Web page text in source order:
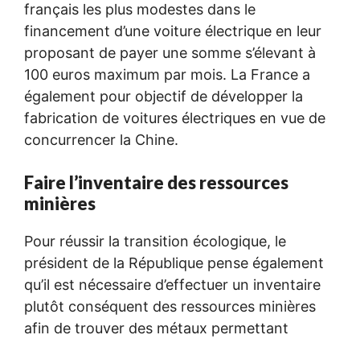
français les plus modestes dans le
financement d’une voiture électrique en leur
proposant de payer une somme s’élevant à
100 euros maximum par mois. La France a
également pour objectif de développer la
fabrication de voitures électriques en vue de
concurrencer la Chine.
Faire l’inventaire des ressources
minières
Pour réussir la transition écologique, le
président de la République pense également
qu’il est nécessaire d’effectuer un inventaire
plutôt conséquent des ressources minières
afin de trouver des métaux permettant